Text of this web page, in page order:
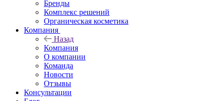
Бренды
Комплекс решений
Органическая косметика
Компания
Назад
Компания
О компании
Команда
Новости
Отзывы
Консультации